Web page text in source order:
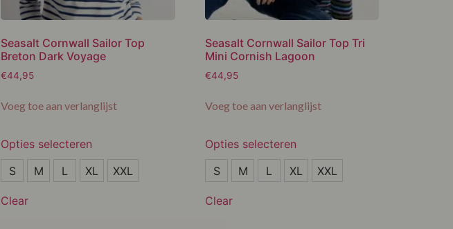
Seasalt Cornwall Sailor Top
Breton Dark Voyage
€44,95
Voeg toe aan verlanglijst
Opties selecteren
S
M
S M L XL XXL
Clear
Seasalt Cornwall Sailor Top Tri
Mini Cornish Lagoon
€44,95
Voeg toe aan verlanglijst
Opties selecteren
S
M
S M L XL XXL
Clear